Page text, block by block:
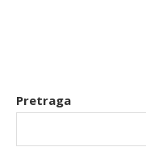
Pretraga